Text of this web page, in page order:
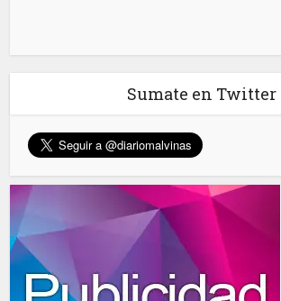
Sumate en Twitter